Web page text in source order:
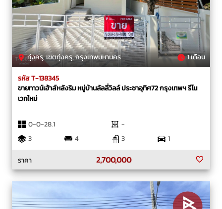
ทุ่งครุ, เขตทุ่งครุ, กรุงเทพมหานคร 1 เดือน
รหัส T-138345
ขายทาวน์เฮ้าส์หลังริม หมู่บ้านลัลลี่วิลล์ ประชาอุทิศ72 กรุงเทพฯ รีโน
เวทใหม่
0-0-28.1
-
3
4 3
1
ราคา
2,700,000